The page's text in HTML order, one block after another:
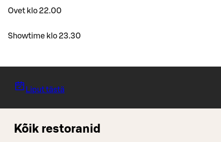
Ovet klo 22.00
Showtime klo 23.30
Liput tästä
Kõik restoranid